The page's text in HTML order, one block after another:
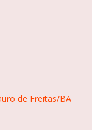
de Freitas/BA